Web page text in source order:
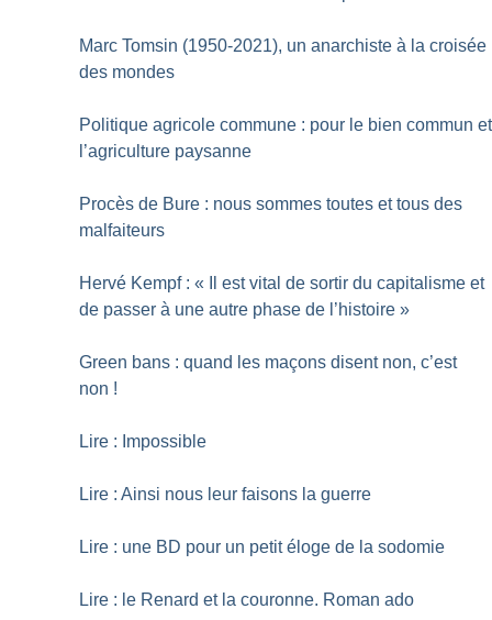
Marc Tomsin (1950-2021), un anarchiste à la croisée
des mondes
Politique agricole commune : pour le bien commun et
l’agriculture paysanne
Procès de Bure : nous sommes toutes et tous des
malfaiteurs
Hervé Kempf : «
Il est vital de sortir du capitalisme et
de passer à une autre phase de l’histoire »
Green bans : quand les maçons disent non, c’est
non !
Lire : Impossible
Lire : Ainsi nous leur faisons la guerre
Lire : une BD pour un petit éloge de la sodomie
Lire : le Renard et la couronne. Roman ado